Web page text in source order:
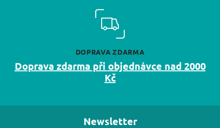
DOPRAVA ZDARMA
Doprava zdarma při objednávce nad 2000
Kč
Newsletter